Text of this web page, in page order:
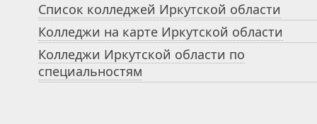
Список колледжей Иркутской области
Колледжи на карте Иркутской области
Колледжи Иркутской области по
специальностям